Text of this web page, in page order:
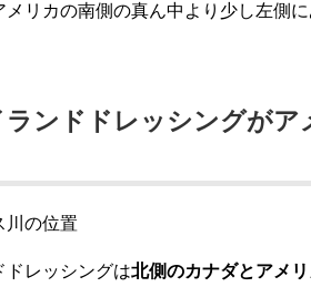
メリカの南側の真ん中より少し左側
ンドドレッシングがア
ドレッシングは北側のカナダとアメ